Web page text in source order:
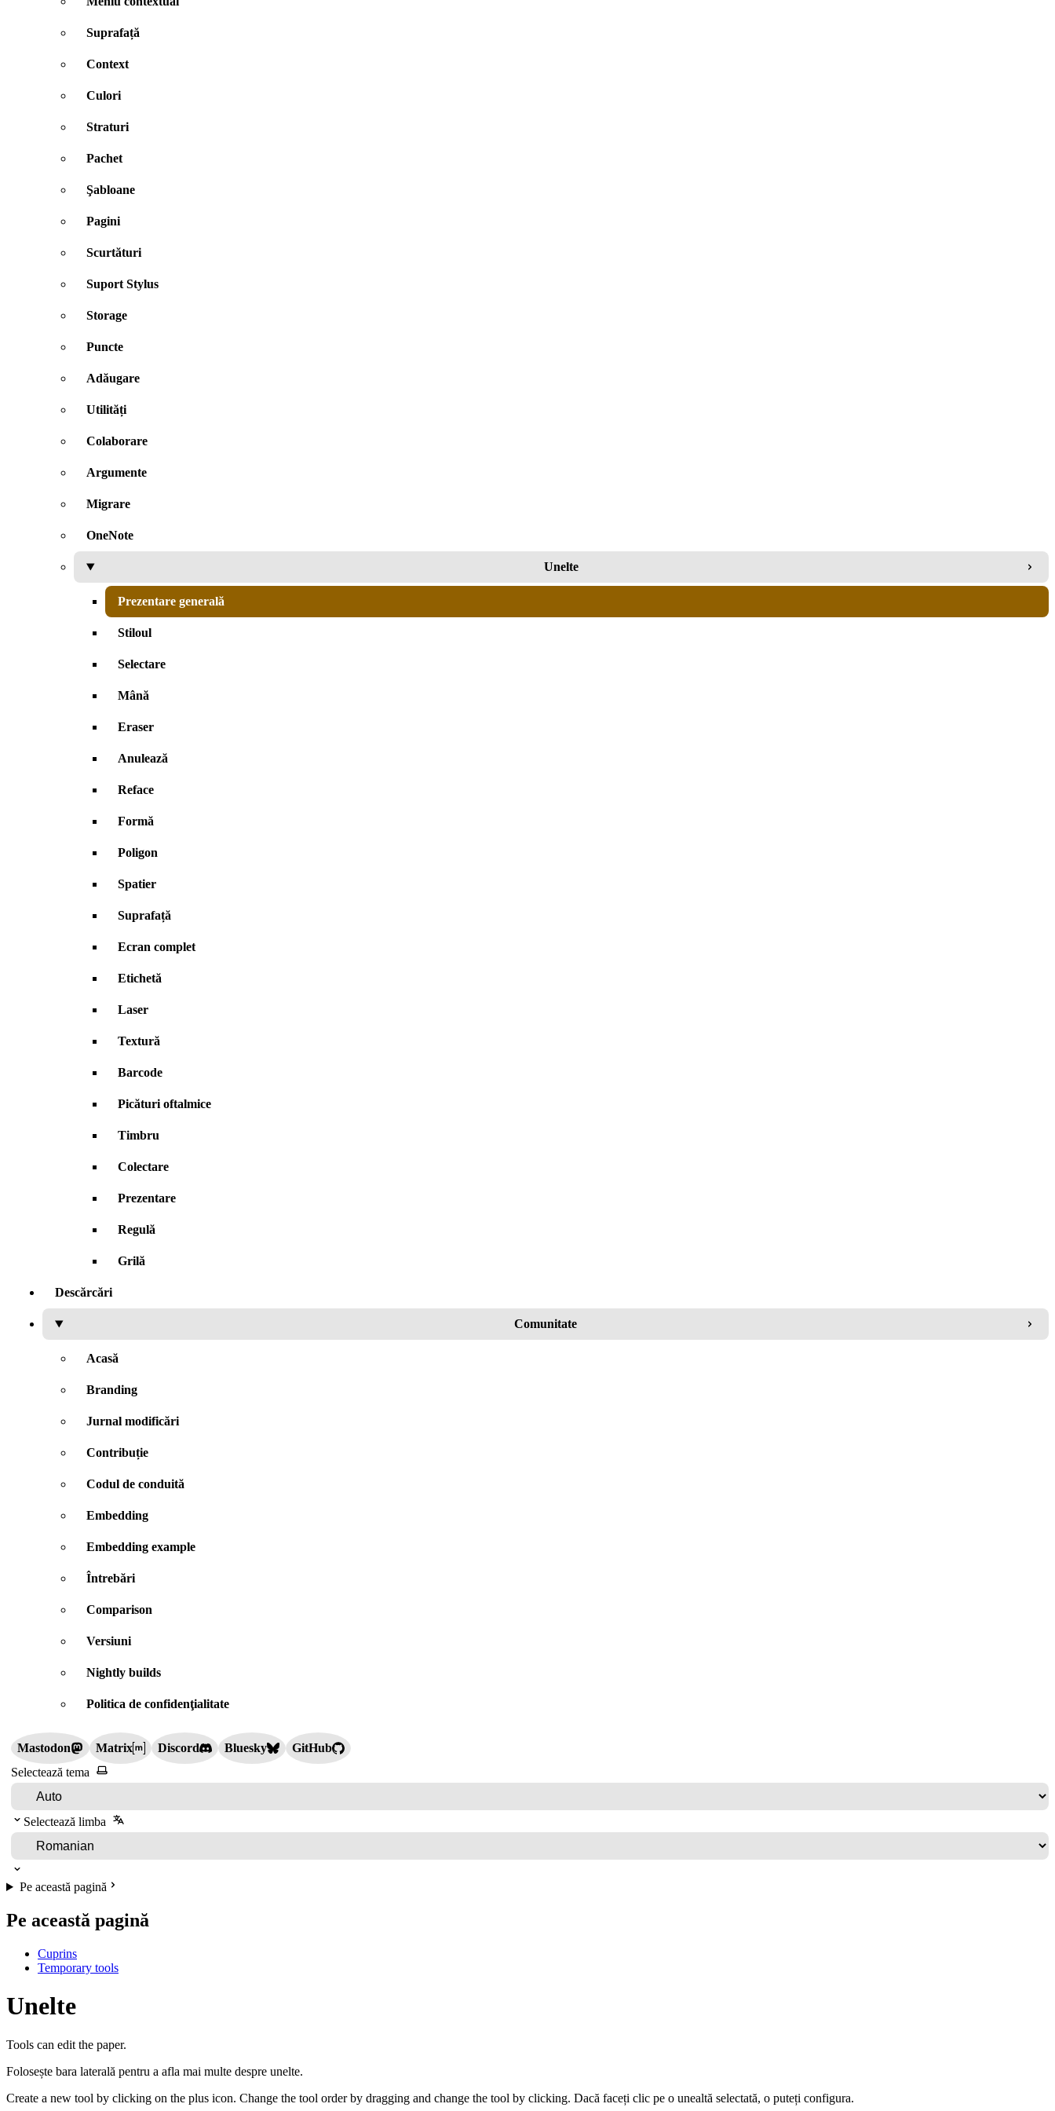
Suprafață
Context
Culori
Straturi
Pachet
Şabloane
Pagini
Scurtături
Suport Stylus
Storage
Puncte
Adăugare
Utilități
Colaborare
Argumente
Migrare
OneNote
Unelte
Prezentare generală
Stiloul
Selectare
Mână
Eraser
Anulează
Reface
Formă
Poligon
Spatier
Suprafață
Ecran complet
Etichetă
Laser
Textură
Barcode
Picături oftalmice
Timbru
Colectare
Prezentare
Regulă
Grilă
Descărcări
Comunitate
Acasă
Branding
Jurnal modificări
Contribuție
Codul de conduită
Embedding
Embedding example
Întrebări
Comparison
Versiuni
Nightly builds
Politica de confidenţialitate
Mastodon Matrix Discord Bluesky
GitHub
Selectează tema
Selectează limba
Pe această pagină
Pe această pagină
Cuprins
Temporary tools
Unelte
Tools can edit the paper.
Folosește bara laterală pentru a afla mai multe despre unelte.
Create a new tool by clicking on the plus icon. Change the tool order by dragging and change the tool by clicking. Dacă faceți clic pe o unealtă selectată, o puteți configura.